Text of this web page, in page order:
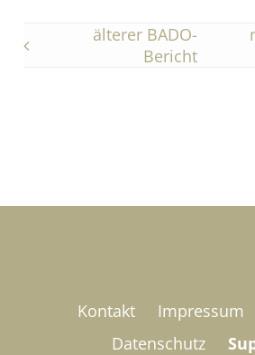
älterer BADO-
Bericht
Kontakt Impressum
Datenschutz